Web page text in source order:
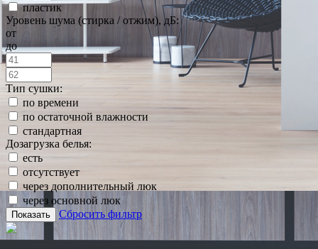
пластик
Уровень шума (стирка / отжим), дБ:
от
до
Тип сушки:
по времени
по остаточной влажности
стандартная
Дозагрузка белья:
есть
отсутствует
через дополнительный люк
через основной люк
Показать Сбросить фильтр